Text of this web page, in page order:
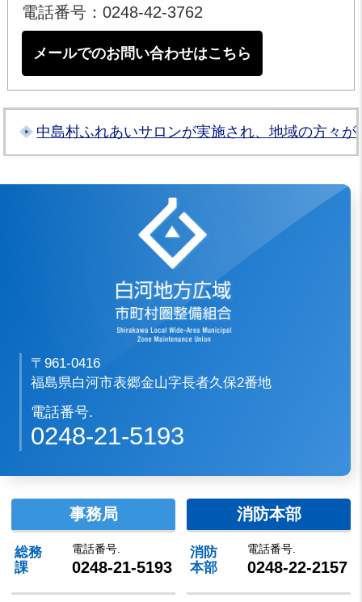
電話番号：0248-42-3762
メールでのお問い合わせはこちら
中島村ふれあいサロンが実施され、地域の方々
白河地方広域市
〒961-0416
福島県白河市表郷金山字長者久保2番地
電話番号.
0248-21-5193
事務局
総務
課
電話番号.
0248-21-5193
消防本部
消防
本部
電話番号.
0248-22-2157